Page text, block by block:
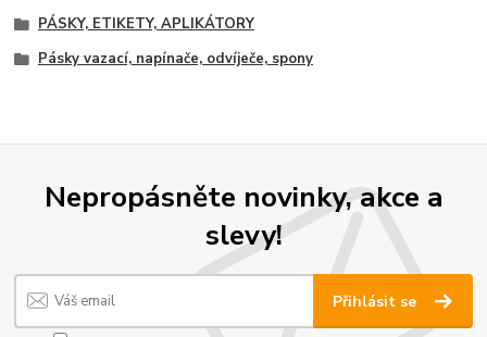
PÁSKY, ETIKETY, APLIKÁTORY
Pásky vazací, napínače, odvíječe, spony
Nepropásněte novinky, akce a
slevy!
Přihlásit se